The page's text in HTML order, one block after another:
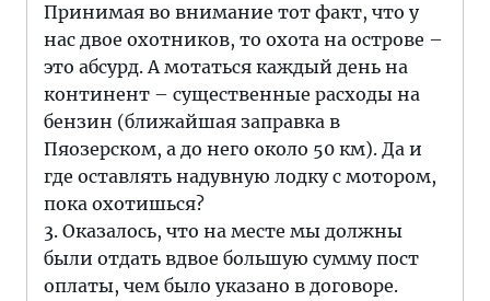
Принимая во внимание тот факт, что у
нас двое охотников, то охота на острове –
это абсурд. А мотаться каждый день на
континент – существенные расходы на
бензин (ближайшая заправка в
Пяозерском, а до него около 50 км). Да и
где оставлять надувную лодку с мотором,
пока охотишься?
3. Оказалось, что на месте мы должны
были отдать вдвое большую сумму пост
оплаты, чем было указано в договоре.